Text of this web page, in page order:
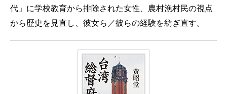
代」に学校教育から排除された女性、農村漁村民の視点
から歴史を見直し、彼女ら／彼らの経験を紡ぎ直す。